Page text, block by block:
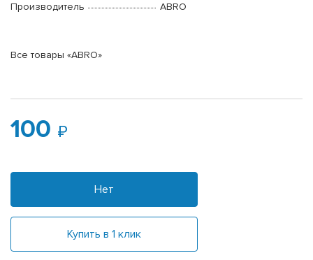
Производитель
ABRO
Все товары «ABRO»
100
Нет
Купить в 1 клик